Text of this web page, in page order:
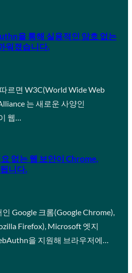
을 통해 실용적인 암호 없는
워졌습니다.
르면 W3C(World Wide Web
는 새로운 사양인
웹…
없는 웹 보안이 Chrome,
니다.
Google 크롬(Google Chrome),
Firefox), Microsoft 엣지
을 지원해 브라우저에…